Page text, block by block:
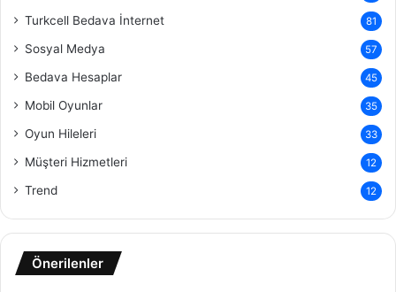
Turkcell Bedava İnternet 81
Sosyal Medya 57
Bedava Hesaplar 45
Mobil Oyunlar 35
Oyun Hileleri 33
Müşteri Hizmetleri 12
Trend 12
Önerilenler